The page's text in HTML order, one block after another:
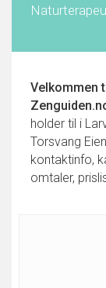
Velkommen
holder til i
Torsvang
kontaktinfo,
omtaler,